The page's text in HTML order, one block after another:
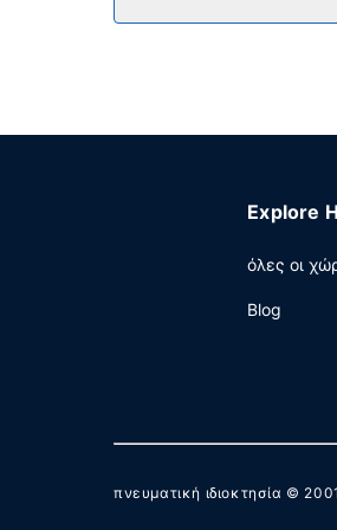
Σερβίρεται δωρεάν
Explore
όλες οι
Blog
πνευματική ιδιοκτησία ©